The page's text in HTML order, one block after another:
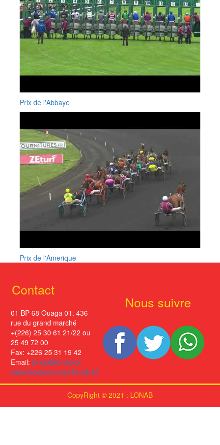
Prix de l'Abbaye
Prix de l'Amerique
Contact
01 BP 68 Ouaga 01. 436
rue du grand marché
+(226) 25 30 61 21/22 ou
25 49 72 00
Fax: +226 25 31 19 42
Email: lonab@lonab.bf
www.facebook.com/lonab.bf
Nous suivre
CopyRight © 2021 : LONAB